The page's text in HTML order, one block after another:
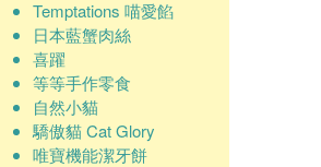
Temptations 喵愛餡
日本藍蟹肉絲
喜躍
等等手作零食
自然小貓
驕傲貓 Cat Glory
唯寶機能潔牙餅